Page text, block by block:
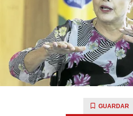
GUARDAR